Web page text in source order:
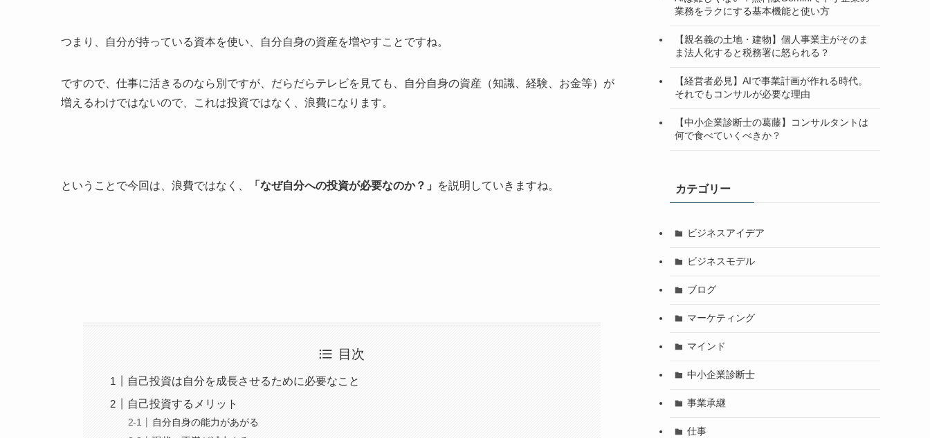
つまり、自分が持っている資本を使い、自分自身の資産を増やすことですね。
ですので、仕事に活きるのなら別ですが、だらだらテレビを見ても、自分自身の資産（知識、経験、お金等）が
増えるわけではないので、これは投資ではなく、浪費になります。
ということで今回は、浪費ではなく、 「なぜ自分への投資が必要なのか？」 を説明していきますね。
目次
自己投資は自分を成長させるために必要なこと
自己投資するメリット
自分自身の能力があがる
業務をラクにする基本機能と使い方
【親名義の土地・建物】個人事業主がそのま
ま法人化すると税務署に怒られる？
【経営者必見】AIで事業計画が作れる時代。
それでもコンサルが必要な理由
【中小企業診断士の葛藤】コンサルタントは
何で食べていくべきか？
カテゴリー
ビジネスアイデア
ビジネスモデル
ブログ
マーケティング
マインド
中小企業診断士
事業承継
仕事